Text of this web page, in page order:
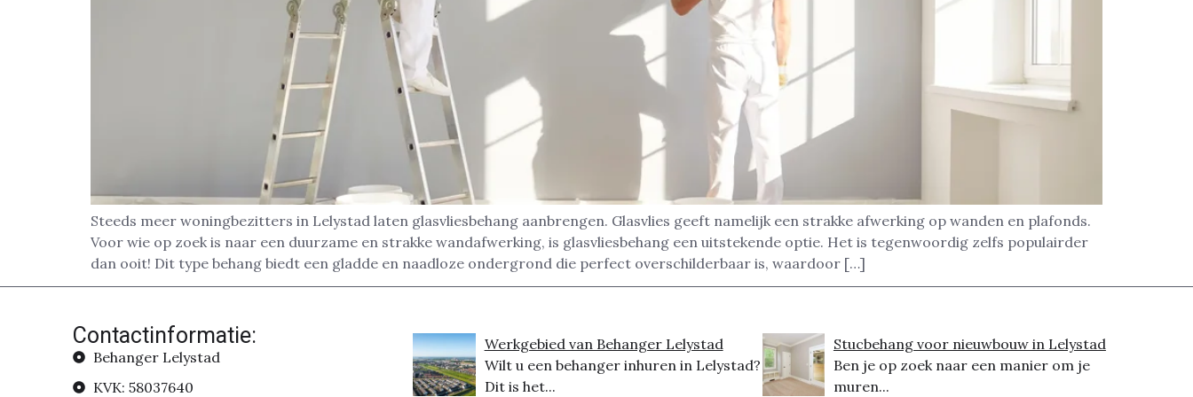
Steeds meer woningbezitters in Lelystad laten glasvliesbehang aanbrengen. Glasvlies geeft namelijk een strakke afwerking op wanden en plafonds.
Voor wie op zoek is naar een duurzame en strakke wandafwerking, is glasvliesbehang een uitstekende optie. Het is tegenwoordig zelfs populairder
dan ooit! Dit type behang biedt een gladde en naadloze ondergrond die perfect overschilderbaar is, waardoor […]
Contactinformatie:
Behanger Lelystad
KVK: 58037640
Werkgebied van Behanger Lelystad
Wilt u een behanger inhuren in Lelystad?
Dit is het...
Stucbehang voor nieuwbouw in Lelystad
Ben je op zoek naar een manier om je
muren...